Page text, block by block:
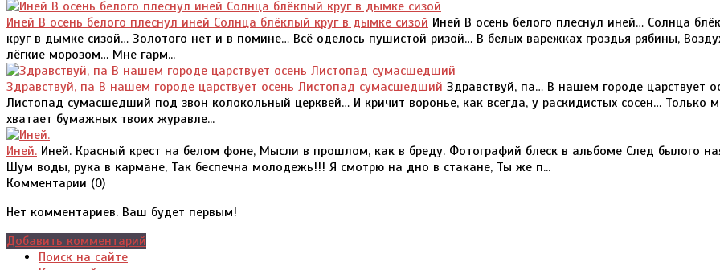
Иней В осень белого плеснул иней Солнца блёклый круг в дымке сизой Иней В осень белого плеснул иней… Солнца
круг в дымке сизой… Золотого нет и в помине… Всё оделось пушистой ризой… В белых варежках гроздья рябины,
лёгкие морозом… Мне гарм...
Здравствуй, па В нашем городе царствует осень Листопад сумасшедший Здравствуй, па… В нашем городе царствует
Листопад сумасшедший под звон колокольный церквей… И кричит воронье, как всегда, у раскидистых сосен… Только
хватает бумажных твоих журавле...
Иней. Иней. Красный крест на белом фоне, Мысли в прошлом, как в бреду. Фотографий блеск в альбоме След былого
Шум воды, рука в кармане, Так беспечна молодежь!!! Я смотрю на дно в стакане, Ты же п...
Комментарии (0)
Нет комментариев. Ваш будет первым!
Добавить комментарий
Поиск на сайте